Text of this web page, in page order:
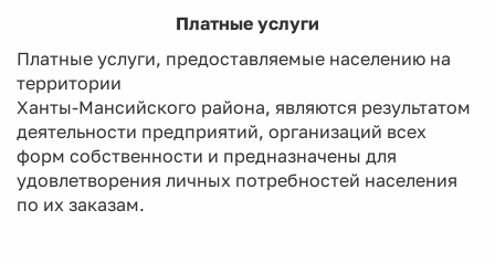
Платные услуги
Платные услуги, предоставляемые населению на
территории
Ханты-Мансийского района, являются результатом
деятельности предприятий, организаций всех
форм собственности и предназначены для
удовлетворения личных потребностей населения
по их заказам.